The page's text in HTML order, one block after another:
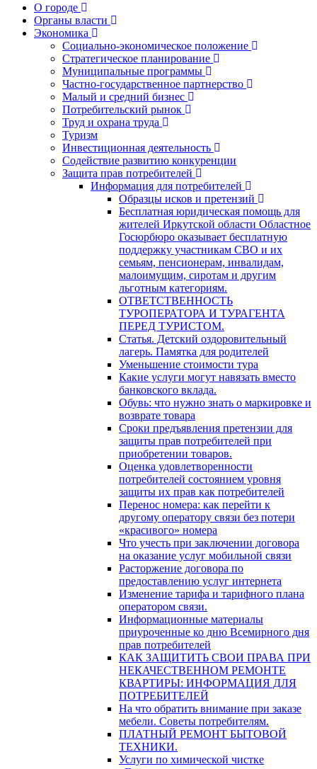
О городе
Органы власти
Экономика
Социально-экономическое положение
Стратегическое планирование
Муниципальные программы
Частно-государственное партнерство
Малый и средний бизнес
Потребительский рынок
Труд и охрана труда
Туризм
Инвестиционная деятельность
Содействие развитию конкуренции
Защита прав потребителей
Информация для потребителей
Образцы исков и претензий
Бесплатная юридическая помощь для
жителей Иркутской области Областное
Госюрбюро оказывает бесплатную
поддержку участникам СВО и их
семьям, пенсионерам, инвалидам,
малоимущим, сиротам и другим
льготным категориям.
ОТВЕТСТВЕННОСТЬ
ТУРОПЕРАТОРА И ТУРАГЕНТА
ПЕРЕД ТУРИСТОМ.
Статья. Детский оздоровительный
лагерь. Памятка для родителей
Уменьшение стоимости тура
Какие услуги могут навязать вместо
банковского вклада.
Обувь: что нужно знать о маркировке и
возврате товара
Сроки предъявления претензии для
защиты прав потребителей при
приобретении товаров.
Оценка удовлетворенности
потребителей состоянием уровня
защиты их прав как потребителей
Перенос номера: как перейти к
другому оператору связи без потери
«красивого» номера
Что учесть при заключении договора
на оказание услуг мобильной связи
Расторжение договора по
предоставлению услуг интернета
Изменение тарифа и тарифного плана
оператором связи.
Информационные материалы
приуроченные ко дню Всемирного дня
прав потребителей
КАК ЗАЩИТИТЬ СВОИ ПРАВА ПРИ
НЕКАЧЕСТВЕННОМ РЕМОНТЕ
КВАРТИРЫ: ИНФОРМАЦИЯ ДЛЯ
ПОТРЕБИТЕЛЕЙ
На что обратить внимание при заказе
мебели. Советы потребителям.
ПЛАТНЫЙ РЕМОНТ БЫТОВОЙ
ТЕХНИКИ.
Услуги по химической чистке